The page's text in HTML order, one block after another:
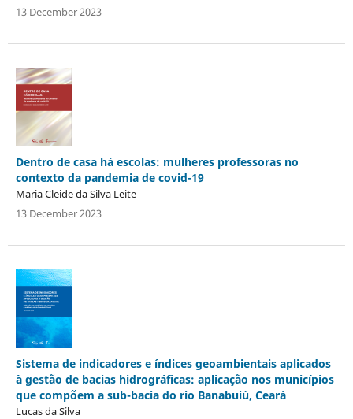
13 December 2023
Dentro de casa há escolas: mulheres professoras no
contexto da pandemia de covid-19
Maria Cleide da Silva Leite
13 December 2023
Sistema de indicadores e índices geoambientais aplicados
à gestão de bacias hidrográficas: aplicação nos municípios
que compõem a sub-bacia do rio Banabuiú, Ceará
Lucas da Silva